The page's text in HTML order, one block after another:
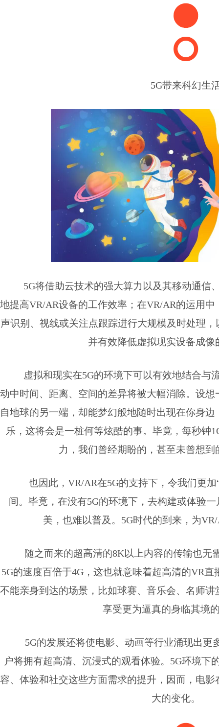
5G带来科幻生
5G将借助云技术的强大算力以及其移动通信
地提高VR/AR设备的工作效率；在VR/AR的运用
声识别、视线或关注点跟踪进行大规模及时处理
并有效降低虚拟现实设备成像
虚拟和现实在5G的环境下可以有效地结合与
动中时间、距离、空间的差异将被大幅消除。设
自地球的另一端，却能梦幻般地随时出现在你身
乐，这将会是一桩何等炫酷的事。毕竟，每秒钟
力，我们曾经期盼的，甚至未曾想到
也因此，VR/AR在5G的支持下，令我们更
间。毕竟，在没有5G的环境下，去构建或体验
美，也难以普及。5G时代的到来，为
随之而来的超高清的8K以上内容的传输也无
5G的速度百倍于4G，这也就意味着超高清的VR
不能亲身到达的场景，比如球赛、音乐会、名师
享受更为逼真的身临其境
5G的发展还将使电影、动画等行业涌现出更
户将拥有超高清、沉浸式的观看体验。5G环境下
容、体验和社交这些方面需求的提升，因而，电
大的变化。